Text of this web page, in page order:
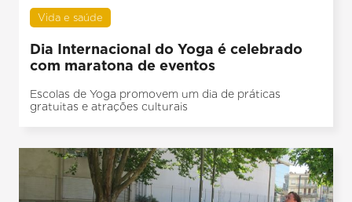
Vida e saúde
Dia Internacional do Yoga é celebrado
com maratona de eventos
Escolas de Yoga promovem um dia de práticas
gratuitas e atrações culturais